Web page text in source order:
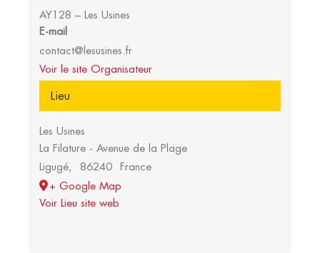
Lieu
Les Usines
La Filature - Avenue de la Plage
Ligugé, 86240
France
+ Google Map
Voir Lieu site web
AY128 – Les Usines
E-mail
contact@lesusines.fr
Voir le site Organisateur